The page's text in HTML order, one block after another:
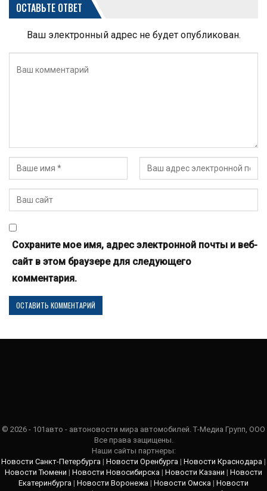
ОСТАВЬТЕ ОТВЕТ
Ваш электронный адрес не будет опубликован.
Сохраните мое имя, адрес электронной почты и веб-
сайт в этом браузере для следующего
комментария.
© 2026 - 101авто - автоновости мира автомобилей. Т-Медиа Групп, ООО
Все права защищены.
Наши сайты партнеры:
Новости Санкт-Петербурга | Новости Оренбурга | Новости Краснодара |
Новости Тюмени | Новости Новосибирска | Новости Казани | Новости
Екатеринбурга | Новости Воронежа | Новости Омска | Новости